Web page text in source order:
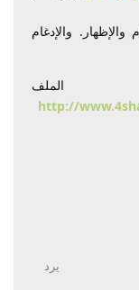
والإدغام
http://
يرد